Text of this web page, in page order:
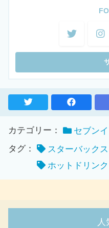
カテゴリー：
セブン
タグ：
スターバックス
ホットドリンク
人